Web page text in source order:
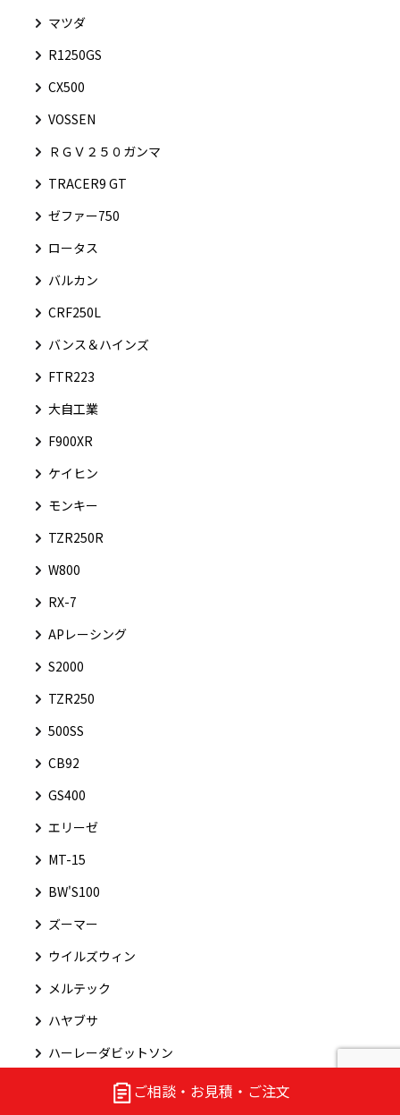
ご相談・お見積・ご注文
マツダ
R1250GS
CX500
VOSSEN
ＲＧＶ２５０ガンマ
TRACER9 GT
ゼファー750
ロータス
バルカン
CRF250L
バンス＆ハインズ
FTR223
大自工業
F900XR
ケイヒン
モンキー
TZR250R
W800
RX-7
APレーシング
S2000
TZR250
500SS
CB92
GS400
エリーゼ
MT-15
BW'S100
ズーマー
ウイルズウィン
メルテック
ハヤブサ
ハーレーダビットソン